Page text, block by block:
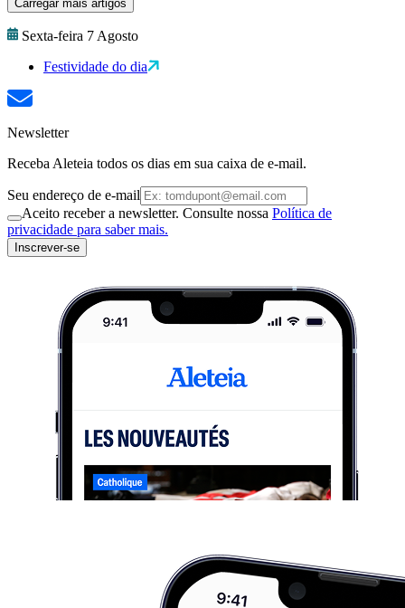
Carregar mais artigos
Sexta-feira 7 Agosto
Festividade do dia
Newsletter
Receba Aleteia todos os dias em sua caixa de e-mail.
Seu endereço de e-mail
Aceito receber a newsletter. Consulte nossa Política de
privacidade para saber mais.
Inscrever-se